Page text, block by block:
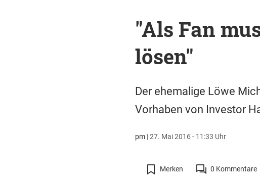
"Als Fan
lösen"
Der ehemalige Löwe
Vorhaben von Investor
pm|27. Mai 2016 - 11:33 Uhr
Merken 0 Kommentare